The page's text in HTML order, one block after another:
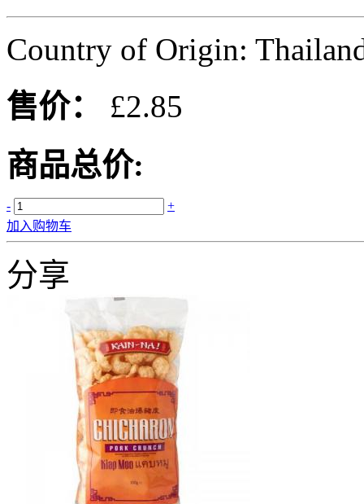
Country of Origin:
售价：
£2.85
商品总价:
-
+
加入购物车
分享